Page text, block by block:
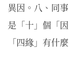
異因。八、同
是「十」個「
「四緣」有什